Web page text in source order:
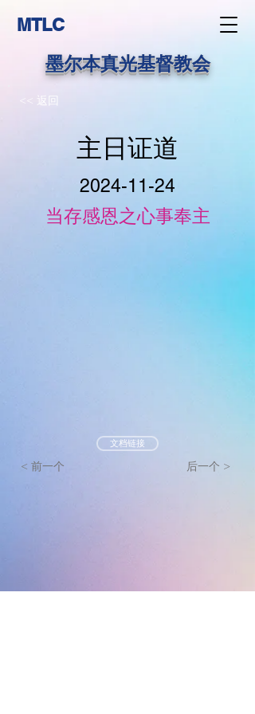
MTLC
墨尔本真光基督教会
<< 返回
主日证道
2024-11-24
当存感恩之心事奉主
文档链接
< 前一个 后一个 >